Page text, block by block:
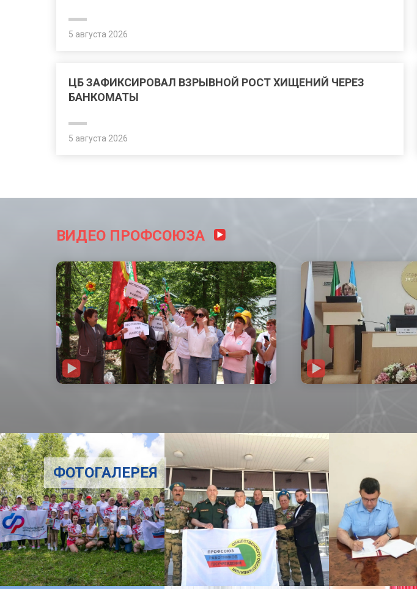
5 августа 2026
ЦБ ЗАФИКСИРОВАЛ ВЗРЫВНОЙ РОСТ ХИЩЕНИЙ ЧЕРЕЗ
БАНКОМАТЫ
5 августа 2026
ВИДЕО ПРОФСОЮЗА
ФОТОГАЛЕРЕЯ